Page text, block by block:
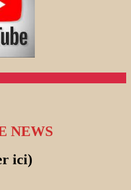
NEWS
ici)